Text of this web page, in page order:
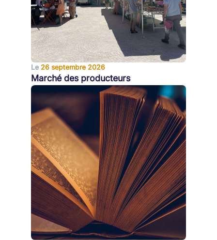
Le 26 septembre 2026
Marché des producteurs